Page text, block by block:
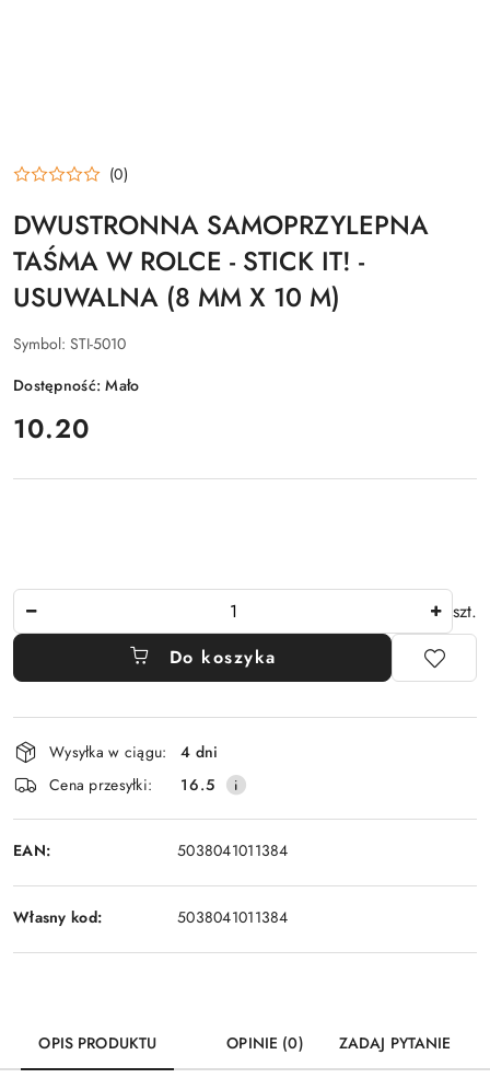
(0)
DWUSTRONNA SAMOPRZYLEPNA
TAŚMA W ROLCE - STICK IT! -
USUWALNA (8 MM X 10 M)
Symbol: STI-5010
Dostępność:Mało
cena:
10.20
szt.
Do koszyka
Dostępność
i
dostawa
Wysyłka w ciągu:
4 dni
Cena przesyłki:
16.5
EAN: 5038041011384
Własny kod: 5038041011384
OPIS PRODUKTU OPINIE (0) ZADAJ PYTANIE